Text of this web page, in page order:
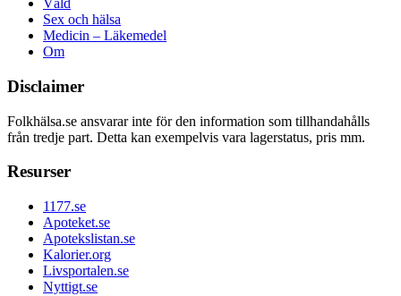
Våld
Sex och hälsa
Medicin – Läkemedel
Om
Disclaimer
Folkhälsa.se ansvarar inte för den information som tillhandahålls
från tredje part. Detta kan exempelvis vara lagerstatus, pris mm.
Resurser
1177.se
Apoteket.se
Apotekslistan.se
Kalorier.org
Livsportalen.se
Nyttigt.se